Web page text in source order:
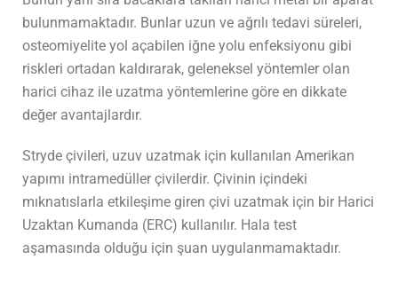
bulunmamaktadır. Bunlar uzun ve ağrılı tedavi süreleri,
osteomiyelite yol açabilen iğne yolu enfeksiyonu gibi
riskleri ortadan kaldırarak, geleneksel yöntemler olan
harici cihaz ile uzatma yöntemlerine göre en dikkate
değer avantajlardır.
Stryde çivileri, uzuv uzatmak için kullanılan Amerikan
yapımı intramedüller çivilerdir. Çivinin içindeki
mıknatıslarla etkileşime giren çivi uzatmak için bir Harici
Uzaktan Kumanda (ERC) kullanılır. Hala test
aşamasında olduğu için şuan uygulanmamaktadır.